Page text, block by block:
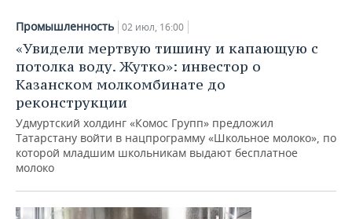
Промышленность 02 июл, 16:00
«Увидели мертвую тишину и капающую с
потолка воду. Жутко»: инвестор о
Казанском молкомбинате до
реконструкции
Удмуртский холдинг «Комос Групп» предложил
Татарстану войти в нацпрограмму «Школьное молоко», по
которой младшим школьникам выдают бесплатное
молоко